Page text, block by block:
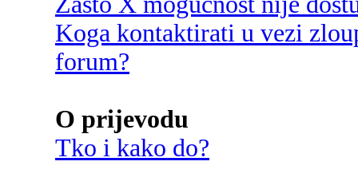
Koga kontaktirati u vezi
forum?
O prijevodu
Tko i kako do?